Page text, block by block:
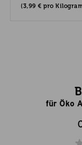
(3,99 € pro
für Öko